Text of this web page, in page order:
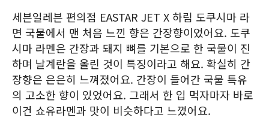
세븐일레븐 편의점 EASTAR JET X 하림 도쿠시마 라
면 국물에서 맨 처음 느낀 향은 간장향이었어요. 도쿠
시마 라멘은 간장과 돼지 뼈를 기본으로 한 국물이 진
하며 날계란을 올린 것이 특징이라고 해요. 확실히 간
장향은 은은히 느껴졌어요. 간장이 들어간 국물 특유
의 고소한 향이 있었어요. 그래서 한 입 먹자마자 바로
이건 쇼유라멘과 맛이 비슷하다고 느꼈어요.